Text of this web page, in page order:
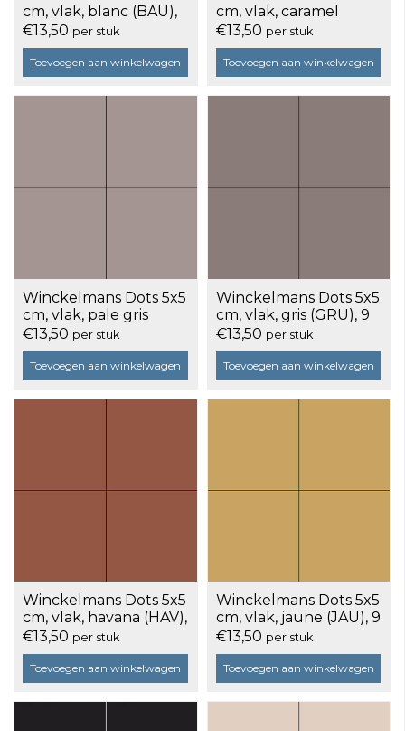
cm, vlak, blanc (BAU),
9 mm dik, doos a 25
stuks
€13,50 per stuk
Toevoegen aan winkelwagen
cm, vlak, caramel
(CAR), 9 mm dik, doos
a 25 stuks
€13,50 per stuk
Toevoegen aan winkelwagen
Winckelmans Dots 5x5
cm, vlak, pale gris
(GRP), 9 mm dik, doos
a 25 stuks
€13,50 per stuk
Toevoegen aan winkelwagen
Winckelmans Dots 5x5
cm, vlak, gris (GRU), 9
mm dik, doos a 25
stuks
€13,50 per stuk
Toevoegen aan winkelwagen
Winckelmans Dots 5x5
cm, vlak, havana (HAV),
9 mm dik, doos a 25
stuks
€13,50 per stuk
Toevoegen aan winkelwagen
Winckelmans Dots 5x5
cm, vlak, jaune (JAU), 9
mm dik, doos a 25
stuks
€13,50 per stuk
Toevoegen aan winkelwagen